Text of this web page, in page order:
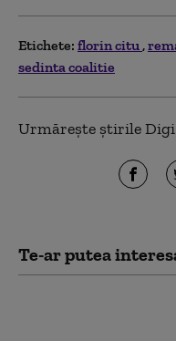
Etichete: florin citu
sedinta coalitie
Urmărește știrile
Te-ar putea